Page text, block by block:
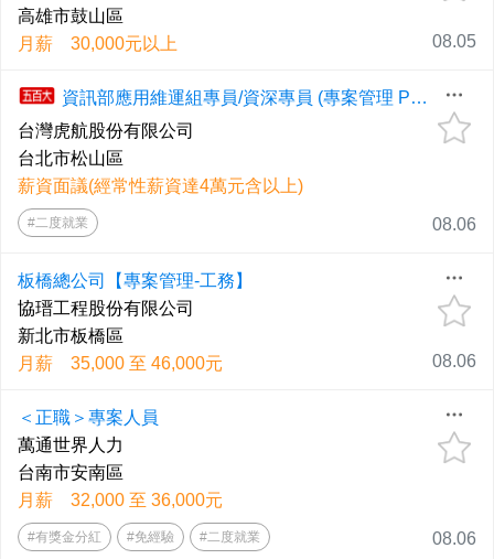
高雄市鼓山區
月薪 30,000元以上
08.05
資訊部應用維運組專員/資深專員 (專案管理 Project Management-1)
台灣虎航股份有限公司
台北市松山區
薪資面議(經常性薪資達4萬元含以上)
#二度就業 08.06
板橋總公司【專案管理-工務】
協瑨工程股份有限公司
新北市板橋區
月薪 35,000 至 46,000元
08.06
＜正職＞專案人員
萬通世界人力
台南市安南區
月薪 32,000 至 36,000元
#有獎金分紅 #免經驗 #二度就業 08.06